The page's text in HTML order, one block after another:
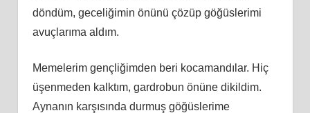
döndüm, geceliğimin önünü çözüp göğüslerimi
avuçlarıma aldım.
Memelerim gençliğimden beri kocamandılar. Hiç
üşenmeden kalktım, gardrobun önüne dikildim.
Aynanın karşısında durmuş göğüslerime